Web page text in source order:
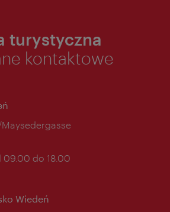
turystyczna
kontaktowe
09.00 do 18.00
Wiedeń